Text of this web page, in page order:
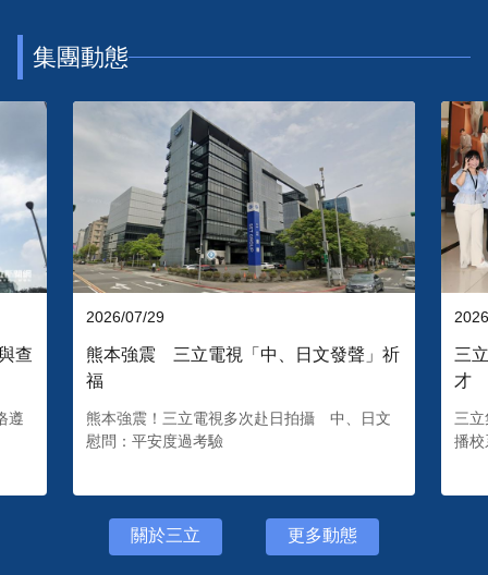
集團動態
查
遵
2026/07/29
熊本強震 三立電視「中、日文發聲」祈
福
熊本強震！三立電視多次赴日拍攝 中、日文
慰問：平安度過考驗
三
才
三
播校
關於三立 更多動態